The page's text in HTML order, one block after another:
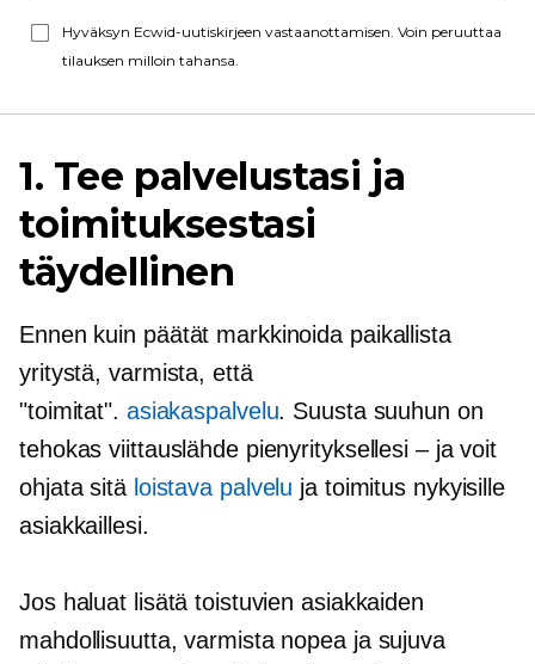
Hyväksyn Ecwid-uutiskirjeen vastaanottamisen. Voin peruuttaa
tilauksen milloin tahansa.
1. Tee palvelustasi ja
toimituksestasi
täydellinen
Ennen kuin päätät markkinoida paikallista
yritystä, varmista, että
"toimitat". asiakaspalvelu. Suusta suuhun on
tehokas viittauslähde pienyrityksellesi – ja voit
ohjata sitä loistava palvelu ja toimitus nykyisille
asiakkaillesi.
Jos haluat lisätä toistuvien asiakkaiden
mahdollisuutta, varmista nopea ja sujuva